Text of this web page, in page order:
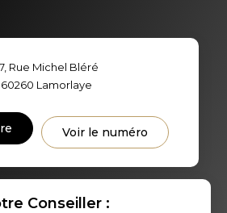
PART DES MÉNAGES SANS
VOITURE
: SUPERFICIE :
COMMERCES
Rue Michel Bléré
60260 Lamorlaye
Voir le numéro
Conseiller :